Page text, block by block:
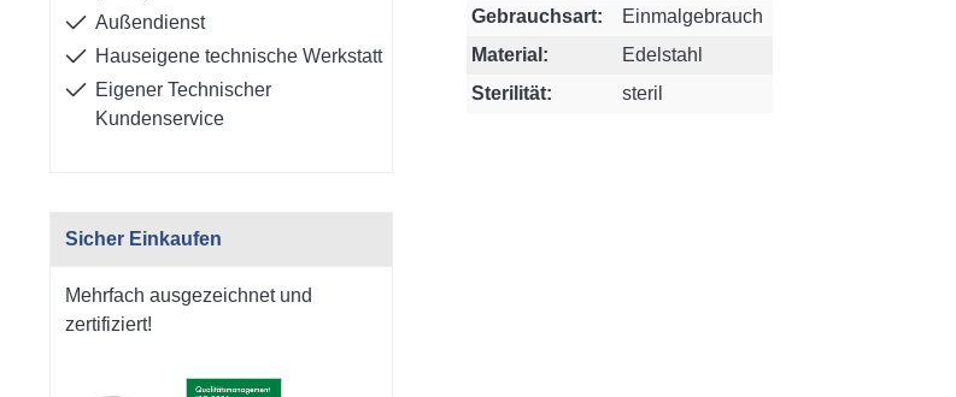
Außendienst
Hauseigene technische Werkstatt
Eigener Technischer
Kundenservice
Sicher Einkaufen
Mehrfach ausgezeichnet und
zertifiziert!
Gebrauchsart:
Einmalgebrauch
Material:
Edelstahl
Sterilität:
steril